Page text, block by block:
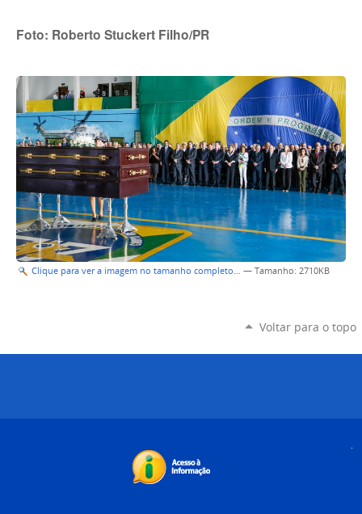
Foto: Roberto Stuckert Filho/PR
Clique para ver a imagem no tamanho completo… — Tamanho: 2710KB
Voltar para o topo